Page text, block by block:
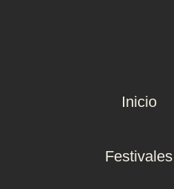
Inicio
Festivales